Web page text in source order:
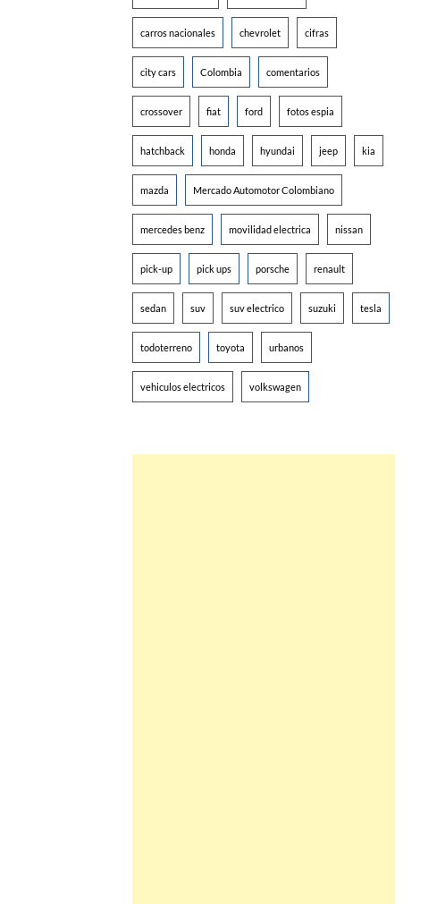
carros nacionales chevrolet cifras
city cars Colombia comentarios
crossover fiat ford fotos espia
hatchback honda hyundai jeep kia
mazda Mercado Automotor Colombiano
mercedes benz movilidad electrica nissan
pick-up pick ups porsche renault
sedan suv suv electrico suzuki tesla
todoterreno toyota urbanos
vehiculos electricos volkswagen